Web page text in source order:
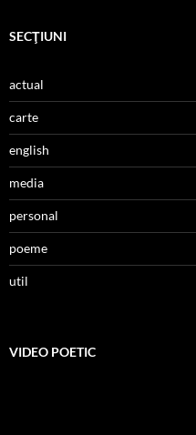
SECŢIUNI
actual
carte
english
media
personal
poeme
util
VIDEO POETIC